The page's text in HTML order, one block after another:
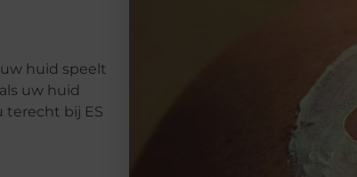
huid speelt
uw huid
terecht bij ES